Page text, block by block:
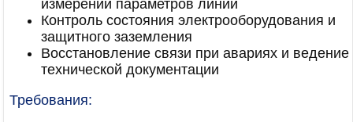
измерений параметров линий
Контроль состояния электрооборудования и
защитного заземления
Восстановление связи при авариях и ведение
технической документации
Требования: